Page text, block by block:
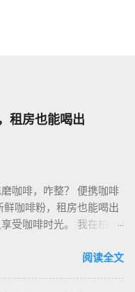
租房也能喝出
咖啡，咋整？ 便携咖啡
咖啡粉，租房也能喝出
受咖啡时光。 我在柏林
像Hario、Porlex这些牌
阅读全文